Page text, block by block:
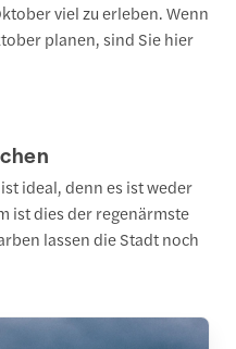
viel zu erleben. Wenn
planen, sind Sie hier
ideal, denn es ist weder
ist dies der regenärmste
lassen die Stadt noch